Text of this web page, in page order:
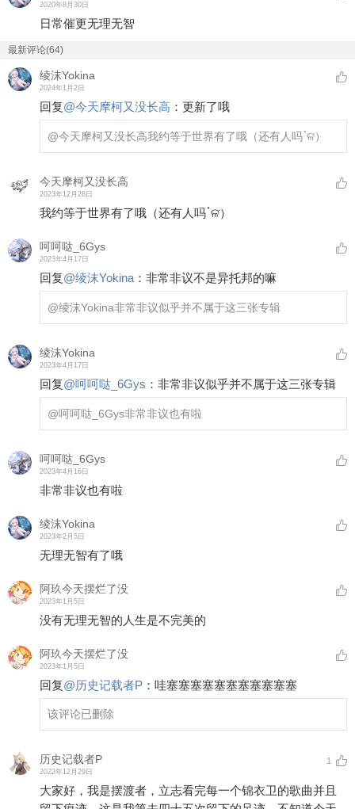
2020年8月30日
日常催更无理无智
最新评论(64)
绫沫Yokina
2024年1月2日
回复@今天摩柯又没长高 ： 更新了哦
@今天摩柯又没长高我约等于世界有了哦（还有人吗ॱଳ͘）
今天摩柯又没长高
2023年12月28日
我约等于世界有了哦（还有人吗ॱଳ͘）
呵呵哒_6Gys
2023年4月17日
回复@绫沫Yokina ： 非常非议不是异托邦的嘛
@绫沫Yokina非常非议似乎并不属于这三张专辑
绫沫Yokina
2023年4月17日
回复@呵呵哒_6Gys ： 非常非议似乎并不属于这三张专辑
@呵呵哒_6Gys非常非议也有啦
呵呵哒_6Gys
2023年4月16日
非常非议也有啦
绫沫Yokina
2023年2月5日
无理无智有了哦
阿玖今天摆烂了没
2023年1月5日
没有无理无智的人生是不完美的
阿玖今天摆烂了没
2023年1月5日
回复@历史记载者P ： 哇塞塞塞塞塞塞塞塞塞塞塞
该评论已删除
历史记载者P
2022年12月29日
1
大家好，我是摆渡者，立志看完每一个锦衣卫的歌曲并且